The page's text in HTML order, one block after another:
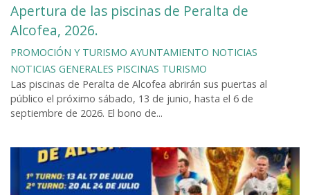
Apertura de las piscinas de Peralta de
Alcofea, 2026.
PROMOCIÓN Y TURISMO AYUNTAMIENTO NOTICIAS
NOTICIAS GENERALES PISCINAS TURISMO
Las piscinas de Peralta de Alcofea abrirán sus puertas al
público el próximo sábado, 13 de junio, hasta el 6 de
septiembre de 2026. El bono de...